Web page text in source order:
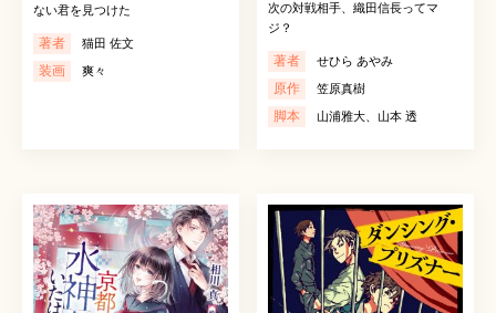
ない君を見つけた
著者 猫田 佐文
装画 爽々
次の対戦相手、織田信長ってマ
ジ？
著者 せひら あやみ
原作 笠原真樹
脚本 山浦雅大、山本 透